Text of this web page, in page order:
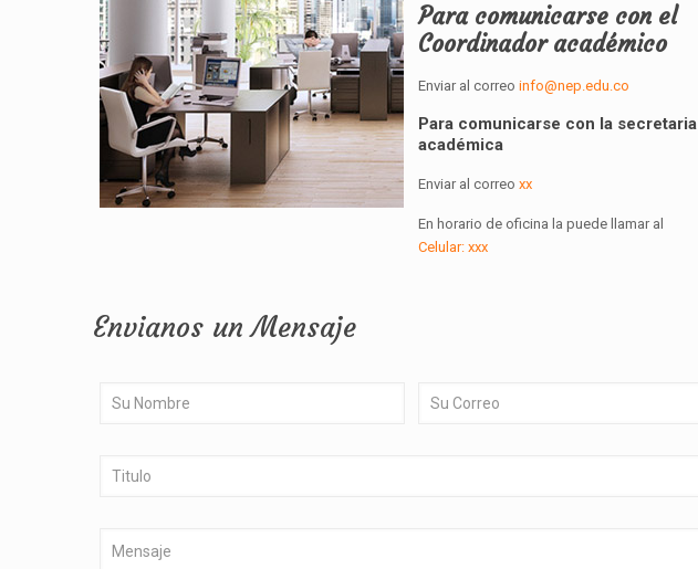
Para comunicarse con el
Coordinador académico
Enviar al correo info@nep.edu.co
Para comunicarse con la secretaria
académica
Enviar al correo xx
En horario de oficina la puede llamar al
Celular: xxx
Envianos un Mensaje